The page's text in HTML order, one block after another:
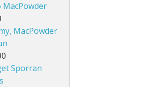
MacPowder
MacPowder
Sporran